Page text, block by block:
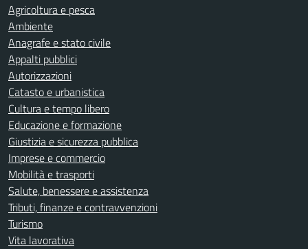
Agricoltura e pesca
Ambiente
Anagrafe e stato civile
Appalti pubblici
Autorizzazioni
Catasto e urbanistica
Cultura e tempo libero
Educazione e formazione
Giustizia e sicurezza pubblica
Imprese e commercio
Mobilità e trasporti
Salute, benessere e assistenza
Tributi, finanze e contravvenzioni
Turismo
Vita lavorativa